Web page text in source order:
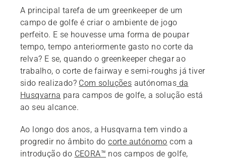
A principal tarefa de um greenkeeperde um
campo de golfe é criar o ambiente de jogo
perfeito. E se houvesse uma forma de poupar
tempo, tempo anteriormente gasto no corte da
relva? E se, quando o greenkeeperchegar ao
trabalho, o corte defairway esemi-roughs já tiver
sido realizado? Comsoluções autónomas da
Husqvarna para campos de golfe, a solução está
ao seu alcance.
Ao longo dos anos, a Husqvarna tem vindo a
progredir no âmbito docorte autónomo com a
introdução do CEORA™ nos campos de golfe,